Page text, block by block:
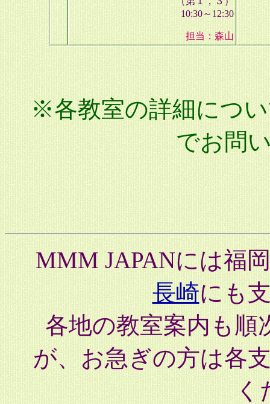
10:30～12:30
担当：森山
※各教室の詳細につ
でお問
MMM JAPANには福
長崎にも
各地の教室案内も順
が、お急ぎの方は各
く